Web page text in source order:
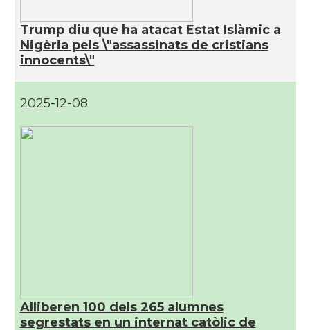
Trump diu que ha atacat Estat Islàmic a
Nigèria pels \"assassinats de cristians
innocents\"
2025-12-08
Alliberen 100 dels 265 alumnes
segrestats en un internat catòlic de